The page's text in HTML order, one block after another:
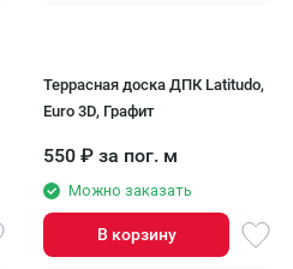
Террасная доска ДПК Latitudo,
Euro 3D, Графит
550 ₽ за пог. м
Можно заказать
В корзину